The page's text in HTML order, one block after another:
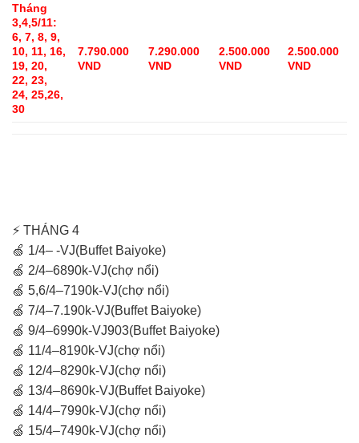
Tháng
3,4,5/11:
6, 7, 8, 9,
10, 11, 16,
19, 20,
22, 23,
24, 25,26,
30
7.790.000
VND
7.290.000
VND
2.500.000
VND
2.500.000
VND
⚡ THÁNG 4
🍏 1/4– -VJ(Buffet Baiyoke)
🍏 2/4–6890k-VJ(chợ nổi)
🍏 5,6/4–7190k-VJ(chợ nổi)
🍏 7/4–7.190k-VJ(Buffet Baiyoke)
🍏 9/4–6990k-VJ903(Buffet Baiyoke)
🍏 11/4–8190k-VJ(chợ nổi)
🍏 12/4–8290k-VJ(chợ nổi)
🍏 13/4–8690k-VJ(Buffet Baiyoke)
🍏 14/4–7990k-VJ(chợ nổi)
🍏 15/4–7490k-VJ(chợ nổi)